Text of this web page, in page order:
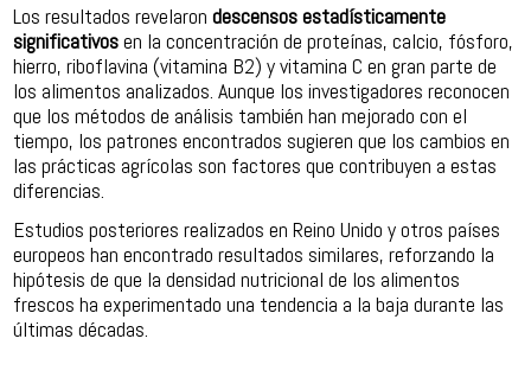
Los resultados revelarondescensos estadísticamente
significativosen la concentración de proteínas, calcio, fósforo,
hierro, riboflavina (vitamina B2) y vitamina C en gran parte de
los alimentos analizados. Aunque los investigadores reconocen
que los métodos de análisis también han mejorado con el
tiempo, los patrones encontrados sugieren que los cambios en
las prácticas agrícolas son factores que contribuyen a estas
diferencias.
Estudios posteriores realizados en Reino Unido y otros países
europeos han encontrado resultados similares, reforzando la
hipótesis de que la densidad nutricional de los alimentos
frescos ha experimentado una tendencia a la baja durante las
últimas décadas.